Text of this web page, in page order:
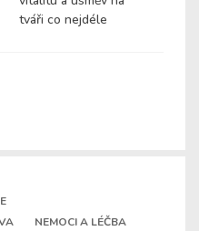
tváři co nejdéle
NEMOCI A LÉČBA